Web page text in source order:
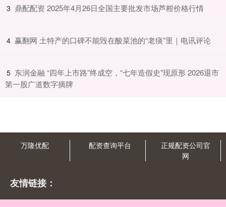
3 ​鼎配配资 2025年4月26日全国主要批发市场芦柑价格行情
4 ​赢翻网 土特产的口碑不能毁在酸菜池的“老痰”里｜电讯评论
5 ​东润金融 “四年上市路”终成空，“七年造假史”现原形 2026退市
第一股广道数字摘牌
万隆优配 配资查询平台
正规配资公司官
网
友情链接：